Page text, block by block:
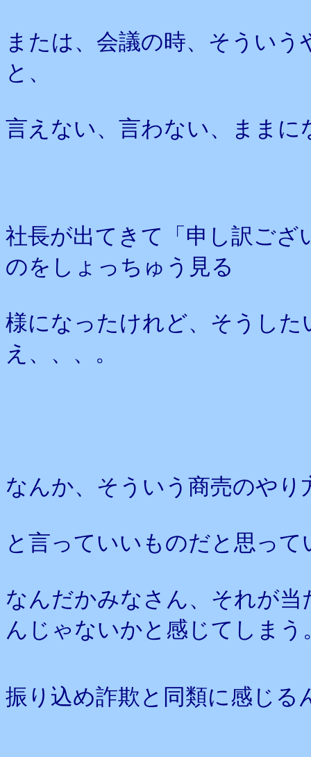
または、会議の時、そうい
と、
言えない、言わない、まま
社長が出てきて「申し訳ご
のをしょっちゅう見る
様になったけれど、そうし
え、、、。
なんか、そういう商売のや
と言っていいものだと思っ
なんだかみなさん、それが
んじゃないかと感じてしまう
振り込め詐欺と同類に感じる